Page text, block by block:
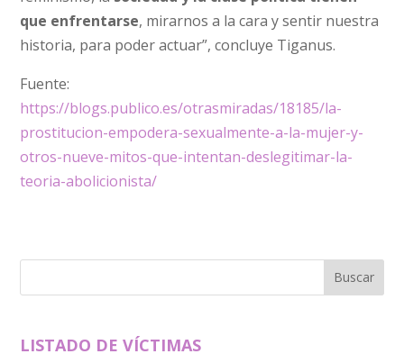
que enfrentarse, mirarnos a la cara y sentir nuestra
historia, para poder actuar”, concluye Tiganus.
Fuente:
https://blogs.publico.es/otrasmiradas/18185/la-
prostitucion-empodera-sexualmente-a-la-mujer-y-
otros-nueve-mitos-que-intentan-deslegitimar-la-
teoria-abolicionista/
LISTADO DE VÍCTIMAS